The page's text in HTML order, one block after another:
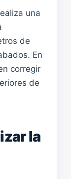
una
de
En
corregir
de
la